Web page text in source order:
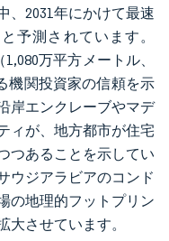
、2031年にかけて最速
予測されています。
万平方メートル、
機関投資家の信頼を示
岸エンクレーブやマデ
ィが、地方都市が住宅
つあることを示してい
ウジアラビアのコンド
の地理的フットプリン
大させています。